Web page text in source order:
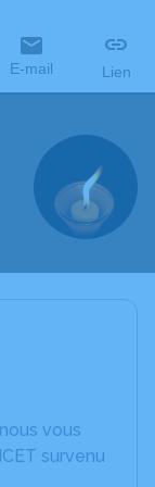
E-mail Lien
vous
survenu